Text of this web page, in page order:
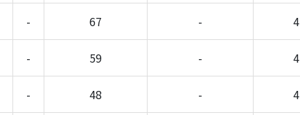
- 67 - 4
- 59 - 4
- 48 - 4